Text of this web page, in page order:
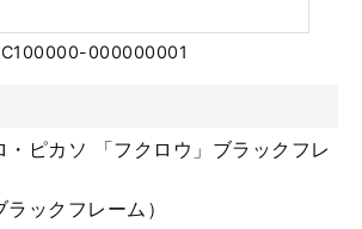
000000001
・ピカソ 「フクロウ」ブラックフレ
ラックフレーム）